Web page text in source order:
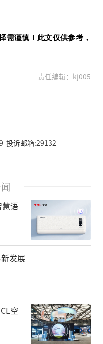
需谨慎！此文仅供参考，
责任编辑：kj005
投诉邮箱:29132
慧语
发展
空